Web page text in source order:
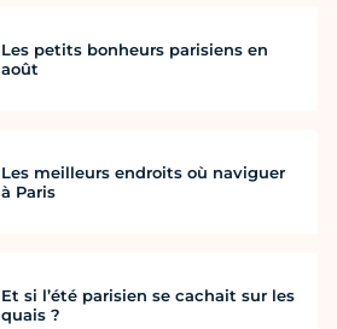
Les petits bonheurs parisiens en
août
Les meilleurs endroits où naviguer
à Paris
Et si l’été parisien se cachait sur les
quais ?